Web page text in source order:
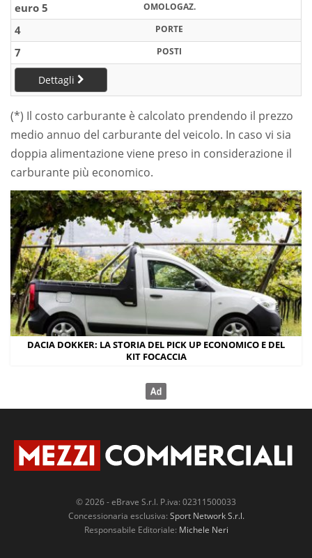
euro 5
OMOLOGAZ.
4 PORTE
7 POSTI
Dettagli
(*) Il costo carburante è calcolato prendendo il prezzo
medio annuo del carburante del veicolo. In caso vi sia
doppia alimentazione viene preso in considerazione il
carburante più economico.
DACIA DOKKER: LA STORIA DEL PICK UP ECONOMICO E DEL
KIT FOCACCIA
© 2026 - eBrave S.r.l. P.iva: 02311500033
Concessionaria esclusiva: Sport Network S.r.l.
Responsabile Editoriale: Michele Neri